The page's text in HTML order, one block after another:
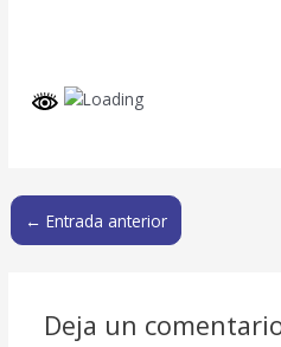
← Entrada anterior
Deja un